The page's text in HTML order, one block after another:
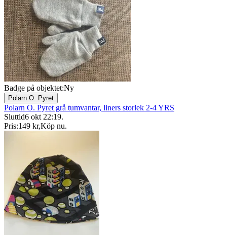
Badge på objektet:Ny
Polarn O. Pyret
Polarn O. Pyret grå tumvantar, liners storlek 2-4 YRS
Sluttid6 okt 22:19.
Pris:149 kr,Köp nu.